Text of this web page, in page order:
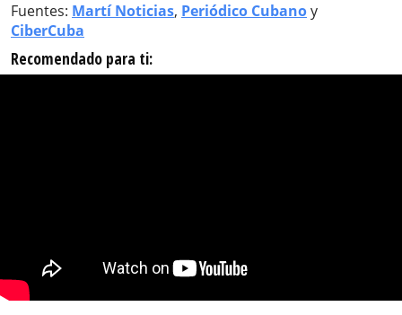
Fuentes: Martí Noticias, Periódico Cubanoy
CiberCuba
Recomendado para ti: